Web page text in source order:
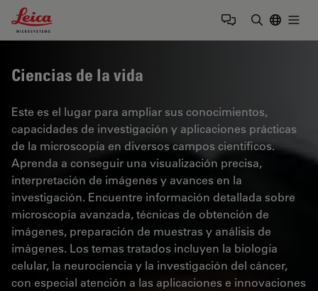
Leica Microsystems Logo
Ciencias de la vida
Este es el lugar para ampliar sus conocimientos,
capacidades de investigación y aplicaciones prácticas
de la microscopía en diversos campos científicos.
Aprenda a conseguir una visualización precisa,
interpretación de imágenes y avances en la
investigación. Encuentre información detallada sobre
microscopía avanzada, técnicas de obtención de
imágenes, preparación de muestras y análisis de
imágenes. Los temas tratados incluyen la biología
celular, la neurociencia y la investigación del cáncer,
con especial atención a las aplicaciones e innovaciones